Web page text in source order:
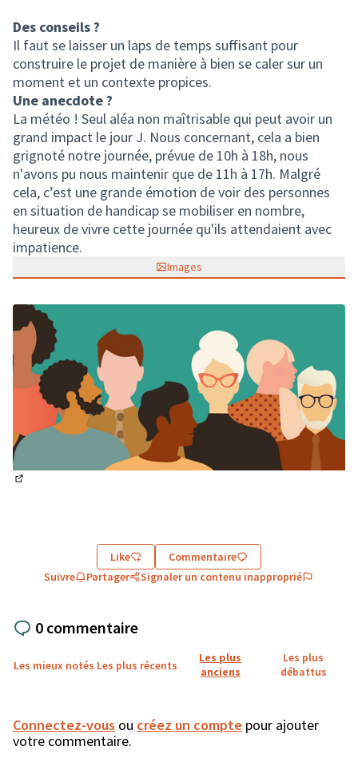
Des conseils ?
Il faut se laisser un laps de temps suffisant pour
construire le projet de manière à bien se caler sur un
moment et un contexte propices.
Une anecdote ?
La météo ! Seul aléa non maîtrisable qui peut avoir un
grand impact le jour J. Nous concernant, cela a bien
grignoté notre journée, prévue de 10h à 18h, nous
n'avons pu nous maintenir que de 11h à 17h. Malgré
cela, c’est une grande émotion de voir des personnes
en situation de handicap se mobiliser en nombre,
heureux de vivre cette journée qu'ils attendaient avec
impatience.
Images
Like
Commentaire
Suivre
Partager Signaler un contenu inapproprié
0 commentaire
Les mieux notés Les plus récents
Les plus
anciens
Les plus
débattus
Connectez-vous ou créez un compte pour ajouter
votre commentaire.